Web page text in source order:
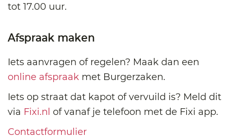
tot 17.00 uur.
Afspraak maken
Iets aanvragen of regelen? Maak dan een
online afspraak met Burgerzaken.
Iets op straat dat kapot of vervuild is? Meld dit
via Fixi.nl of vanaf je telefoon met de Fixi app.
Contactformulier